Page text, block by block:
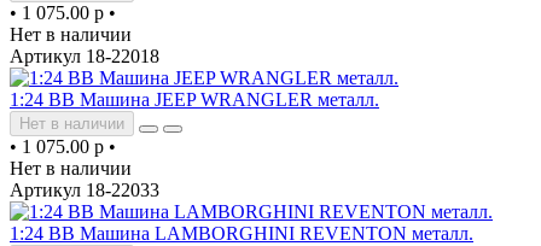
• 1 075.00 р •
Нет в наличии
Артикул 18-22018
1:24 BB Машина JEEP WRANGLER металл.
Нет в наличии
• 1 075.00 р •
Нет в наличии
Артикул 18-22033
1:24 BB Машина LAMBORGHINI REVENTON металл.